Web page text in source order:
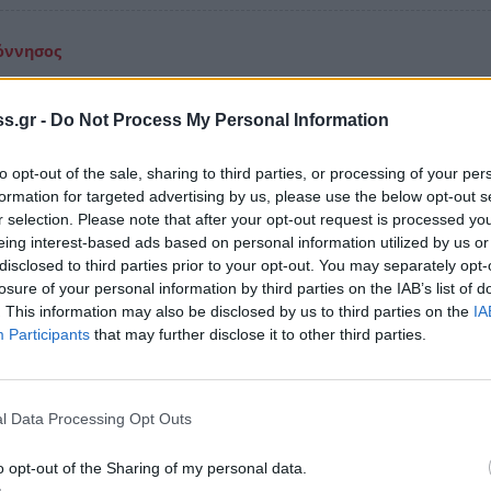
- Do Not Process My Personal Information
opt-out of the sale, sharing to third parties, or processing of your
for targeted advertising by us, please use the below opt-out
selection. Please note that after your opt-out request is processed
interest-based ads based on personal information utilized by us
to third parties prior to your opt-out. You may separately
of your personal information by third parties on the IAB’s list of
This information may also be disclosed by us to third parties on the
Participants that may further disclose it to other third parties.
Data Processing Opt Outs
opt-out of the Sharing of my personal data.
και ψυχολογική βία στο
Αποκάλυψη ή Omertà;
παρενόχλησης, με φόντο το Πανεπιστήμιο
είναι η omertà να μην ισχύει και να μην
2022 11:01
από καθηγητή σε φοιτήτριες στο